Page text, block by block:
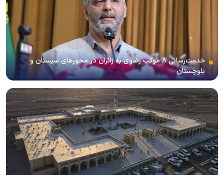
خدمت‌رسانی ۸ موکب رضوی به زائران در محور‌های سیستان و
بلوچستان